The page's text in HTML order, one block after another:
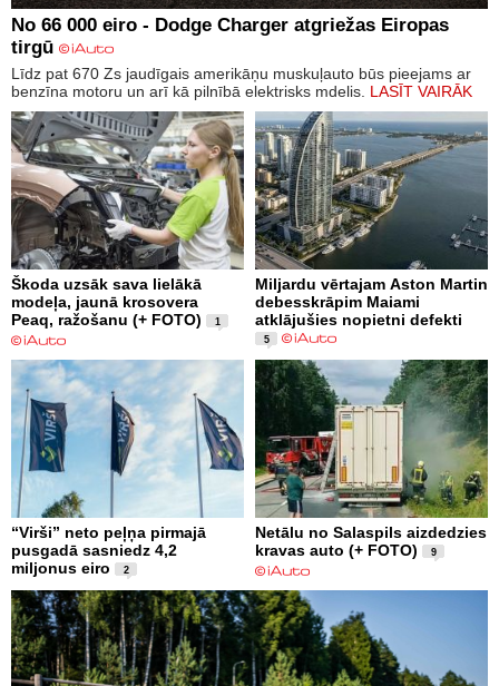
No 66 000 eiro - Dodge Charger atgriežas Eiropas
tirgū
Līdz pat 670 Zs jaudīgais amerikāņu muskuļauto būs pieejams ar
benzīna motoru un arī kā pilnībā elektrisks mdelis. LASĪT VAIRĀK
Škoda uzsāk sava lielākā
modeļa, jaunā krosovera
Peaq, ražošanu (+ FOTO)
1
Miljardu vērtajam Aston Martin
debesskrāpim Maiami
atklājušies nopietni defekti
5
“Virši” neto peļņa pirmajā
pusgadā sasniedz 4,2
miljonus eiro
2
Netālu no Salaspils aizdedzies
kravas auto (+ FOTO)
9